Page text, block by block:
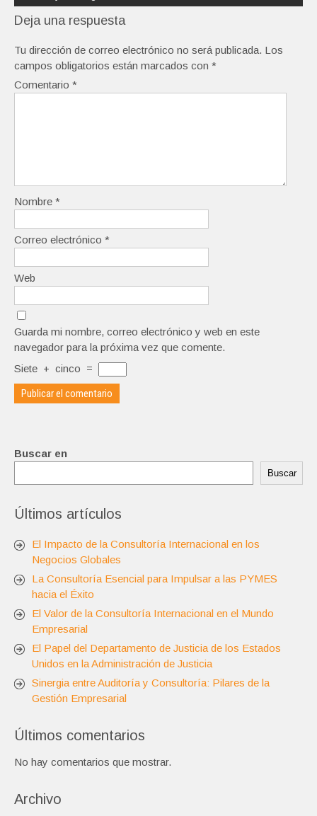
Deja una respuesta
Tu dirección de correo electrónico no será publicada. Los
campos obligatorios están marcados con *
Comentario *
Nombre *
Correo electrónico *
Web
Guarda mi nombre, correo electrónico y web en este
navegador para la próxima vez que comente.
Siete + cinco =
Buscar en
Buscar
Últimos artículos
El Impacto de la Consultoría Internacional en los
Negocios Globales
La Consultoría Esencial para Impulsar a las PYMES
hacia el Éxito
El Valor de la Consultoría Internacional en el Mundo
Empresarial
El Papel del Departamento de Justicia de los Estados
Unidos en la Administración de Justicia
Sinergia entre Auditoría y Consultoría: Pilares de la
Gestión Empresarial
Últimos comentarios
No hay comentarios que mostrar.
Archivo